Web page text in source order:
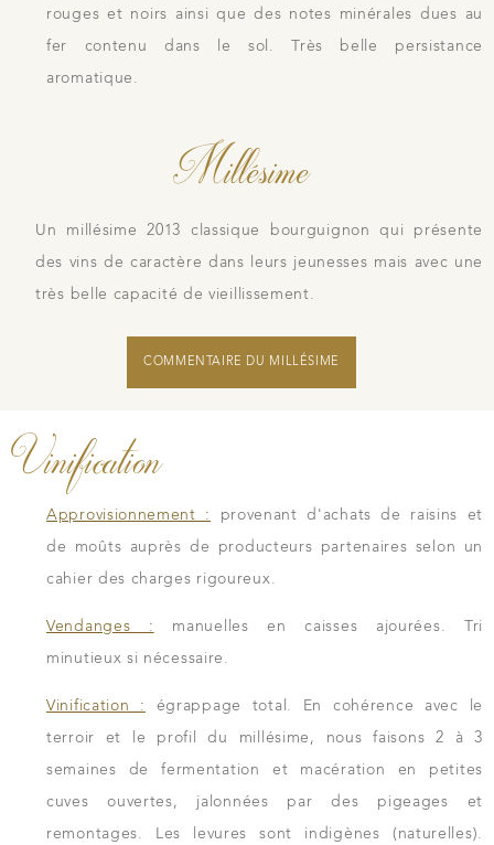
rouges et noirs ainsi que des notes minérales dues au
fer contenu dans le sol. Très belle persistance
aromatique.
Millésime
Un millésime 2013 classique bourguignon qui présente
des vins de caractère dans leurs jeunesses mais avec une
très belle capacité de vieillissement.
COMMENTAIRE DU MILLÉSIME
Vinification
Approvisionnement :
provenant d'achats de raisins et
de moûts auprès de producteurs partenaires selon un
cahier des charges rigoureux.
Vendanges : manuelles en caisses ajourées. Tri
minutieux si nécessaire.
Vinification :
égrappage total. En cohérence avec le
terroir et le profil du millésime, nous faisons 2 à 3
semaines de fermentation et macération en petites
cuves ouvertes, jalonnées par des pigeages et
remontages. Les levures sont indigènes (naturelles).